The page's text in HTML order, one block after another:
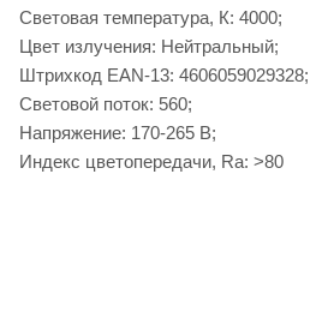
Световая температура, К: 4000;
Цвет излучения: Нейтральный;
Штрихкод EAN-13: 4606059029328;
Световой поток: 560;
Напряжение: 170-265 В;
Индекс цветопередачи, Ra: ˃80